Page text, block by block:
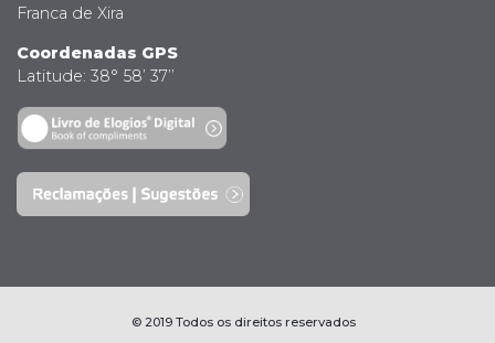
Franca de Xira
Coordenadas GPS
Latitude: 38° 58’ 37’’
© 2019 Todos os direitos reservados